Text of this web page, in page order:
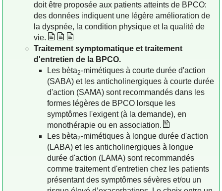
doit être proposée aux patients atteints de BPCO:
des données indiquent une légère amélioration de
la dyspnée, la condition physique et la qualité de
vie.
Traitement symptomatique et traitement
d'entretien de la BPCO.
Les bèta2-mimétiques à courte durée d'action
(SABA) et les anticholinergiques à courte durée
d'action (SAMA) sont recommandés dans les
formes légères de BPCO lorsque les
symptômes l'exigent (à la demande), en
monothérapie ou en association.
Les bèta2-mimétiques à longue durée d'action
(LABA) et les anticholinergiques à longue
durée d'action (LAMA) sont recommandés
comme traitement d'entretien chez les patients
présentant des symptômes sévères et/ou un